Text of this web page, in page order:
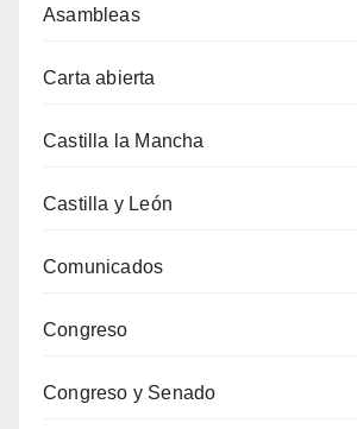
Asambleas
Carta abierta
Castilla la Mancha
Castilla y León
Comunicados
Congreso
Congreso y Senado